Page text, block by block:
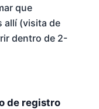
que
allí (visita de
dentro de 2-
de registro